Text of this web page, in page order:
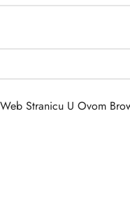
Stranicu U Ovom